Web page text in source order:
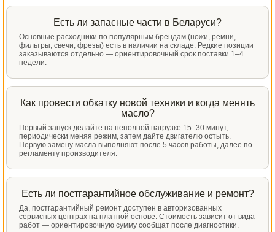
Есть ли запасные части в Беларуси?
Основные расходники по популярным брендам (ножи, ремни,
фильтры, свечи, фрезы) есть в наличии на складе. Редкие позиции
заказываются отдельно — ориентировочный срок поставки 1–4
недели.
Как провести обкатку новой техники и когда менять
масло?
Первый запуск делайте на неполной нагрузке 15–30 минут,
периодически меняя режим, затем дайте двигателю остыть.
Первую замену масла выполняют после 5 часов работы, далее по
регламенту производителя.
Есть ли постгарантийное обслуживание и ремонт?
Да, постгарантийный ремонт доступен в авторизованных
сервисных центрах на платной основе. Стоимость зависит от вида
работ — ориентировочную сумму сообщат после диагностики.